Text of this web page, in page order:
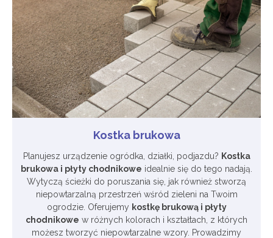
Kostka brukowa
Planujesz urządzenie ogródka, działki, podjazdu? Kostka
brukowa i płyty chodnikowe idealnie się do tego nadają.
Wytyczą ścieżki do poruszania się, jak również stworzą
niepowtarzalną przestrzeń wśród zieleni na Twoim
ogrodzie. Oferujemy kostkę brukową i płyty
chodnikowe w różnych kolorach i kształtach, z których
możesz tworzyć niepowtarzalne wzory. Prowadzimy